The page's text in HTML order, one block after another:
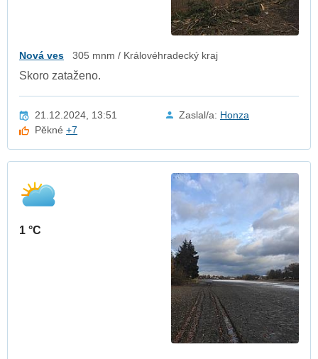
Nová ves 305 mnm / Královéhradecký kraj
Skoro zataženo.
21.12.2024, 13:51 Zaslal/a: Honza
Pěkné+7
1 °C